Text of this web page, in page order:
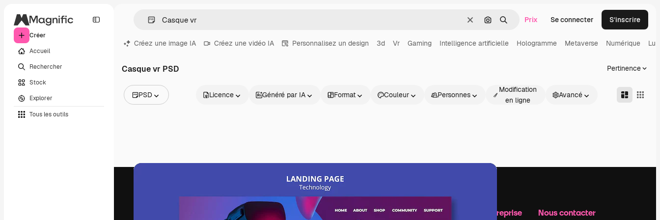
Créer
Accueil
Rechercher
Stock
Explorer
Tous les outils
EffacerRechercher par image
Rechercher
Prix Se connecter S’inscrire
Créez une image IA Créez une vidéo IA Personnalisez un design 3d Vr Gaming Intelligence artificielle Hologramme Metaverse Numérique
Casque vr PSD Pertinence
PSD
Vidéos
Licence Généré par IA Format Couleur Personnes
Modification
en ligne
Avancé
Produits Commencer Notre entreprise Nous contacter